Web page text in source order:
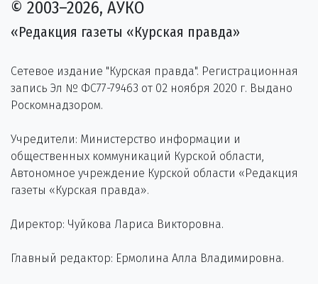
© 2003–2026, АУКО
«Редакция газеты «Курская правда»
Сетевое издание "Курская правда". Регистрационная
запись Эл № ФС77-79463 от 02 ноября 2020 г. Выдано
Роскомнадзором.
Учредители: Министерство информации и
общественных коммуникаций Курской области,
Автономное учреждение Курской области «Редакция
газеты «Курская правда».
Директор: Чуйкова Лариса Викторовна.
Главный редактор: Ермолина Алла Владимировна.